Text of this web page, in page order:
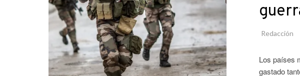
Redacción
Los países
gastado